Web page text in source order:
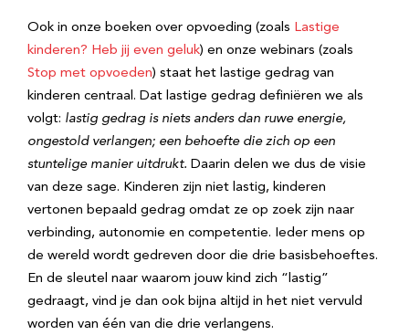
Ook in onze boeken over opvoeding (zoals Lastige
kinderen? Heb jij even geluk) en onze webinars (zoals
Stop met opvoeden) staat het lastige gedrag van
kinderen centraal. Dat lastige gedrag definiëren we als
volgt: lastig gedrag is niets anders dan ruwe energie,
ongestold verlangen; een behoefte die zich op een
stuntelige manier uitdrukt. Daarin delen we dus de visie
van deze sage. Kinderen zijn niet lastig, kinderen
vertonen bepaald gedrag omdat ze op zoek zijn naar
verbinding, autonomie en competentie. Ieder mens op
de wereld wordt gedreven door die drie basisbehoeftes.
En de sleutel naar waarom jouw kind zich “lastig”
gedraagt, vind je dan ook bijna altijd in het niet vervuld
worden van één van die drie verlangens.